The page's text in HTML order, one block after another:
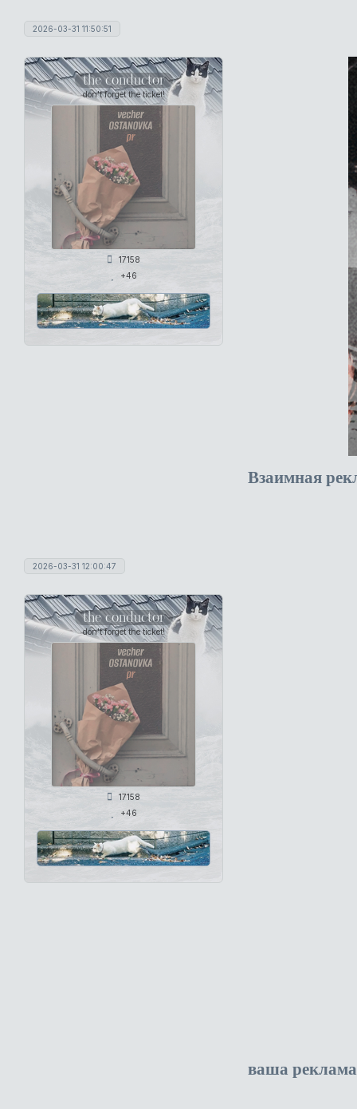
2026-03-31 11:50:51
the conductor
don't forget the ticket!
17158
+46
Взаимная
2026-03-31 12:00:47
the conductor
don't forget the ticket!
17158
+46
ваша реклама